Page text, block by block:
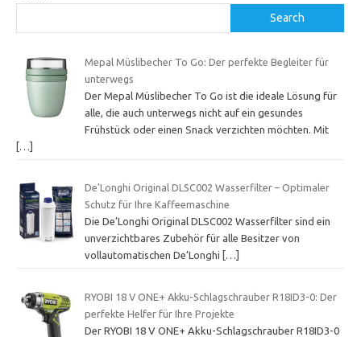
Search
Mepal Müslibecher To Go: Der perfekte Begleiter für
unterwegs
Der Mepal Müslibecher To Go ist die ideale Lösung für
alle, die auch unterwegs nicht auf ein gesundes
Frühstück oder einen Snack verzichten möchten. Mit
[…]
De’Longhi Original DLSC002 Wasserfilter – Optimaler
Schutz für Ihre Kaffeemaschine
Die De’Longhi Original DLSC002 Wasserfilter sind ein
unverzichtbares Zubehör für alle Besitzer von
vollautomatischen De’Longhi
[…]
RYOBI 18 V ONE+ Akku-Schlagschrauber R18ID3-0: Der
perfekte Helfer für Ihre Projekte
Der RYOBI 18 V ONE+ Akku-Schlagschrauber R18ID3-0